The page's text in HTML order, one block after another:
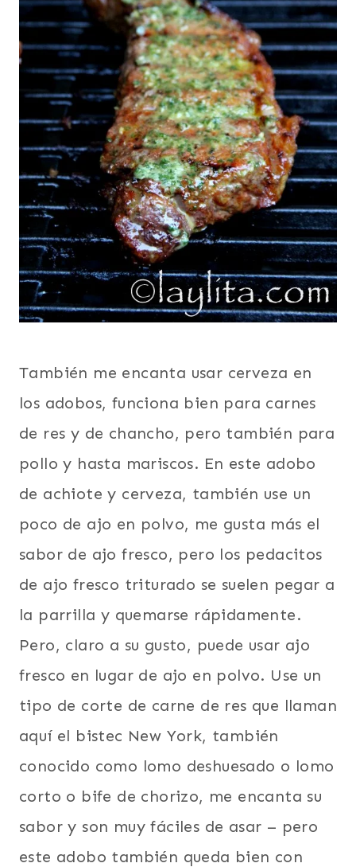
También me encanta usar cerveza en
los adobos, funciona bien para carnes
de res y de chancho, pero también para
pollo y hasta mariscos. En este adobo
de achiote y cerveza, también use un
poco de ajo en polvo, me gusta más el
sabor de ajo fresco, pero los pedacitos
de ajo fresco triturado se suelen pegar a
la parrilla y quemarse rápidamente.
Pero, claro a su gusto, puede usar ajo
fresco en lugar de ajo en polvo. Use un
tipo de corte de carne de res que llaman
aquí el bistec New York, también
conocido como lomo deshuesado o lomo
corto o bife de chorizo, me encanta su
sabor y son muy fáciles de asar – pero
este adobo también queda bien con